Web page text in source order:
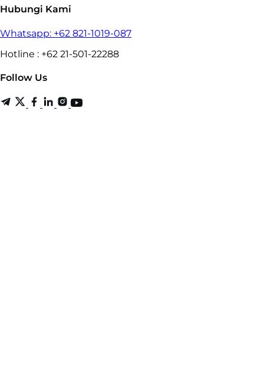
Hubungi Kami
Whatsapp: +62 821-1019-087
Hotline : +62 21-501-22288
Follow Us